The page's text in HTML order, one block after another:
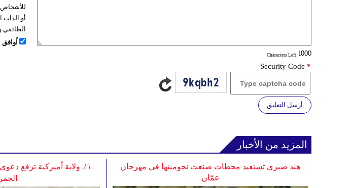
: Characters Left
للأشخاص
أو الذات
الطائفي
Security Code *
أرسل التعليق
المزيد من الأخبار
25 ولاية أميركية ترفع
هند صبري تستعيد محطات صنعت نجوميتها في مهرجان
عمّان